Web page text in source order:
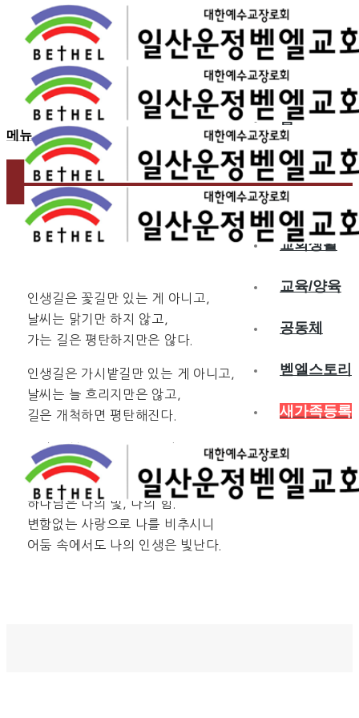
홈
교회소개
예배
교회생활
교육/양육
공동체
벧엘스토리
새가족등록
메뉴
2024.12.01
인생길은…
인생길은 꽃길만 있는 게 아니고,
날씨는 맑기만 하지 않고,
가는 길은 평탄하지만은 않다.
인생길은 가시밭길만 있는 게 아니고,
날씨는 늘 흐리지만은 않고,
길은 개척하면 평탄해진다.
희망의 불씨를 꺼뜨리지 않고,
계속 타오르게 할 수만 있다면…
하나님은 나의 빛, 나의 힘.
변함없는 사랑으로 나를 비추시니
어둠 속에서도 나의 인생은 빛난다.